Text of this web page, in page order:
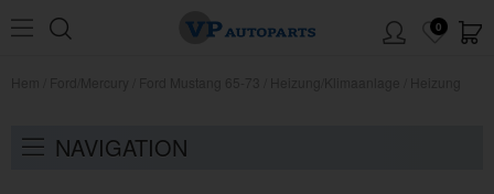
0
NAVIGATION